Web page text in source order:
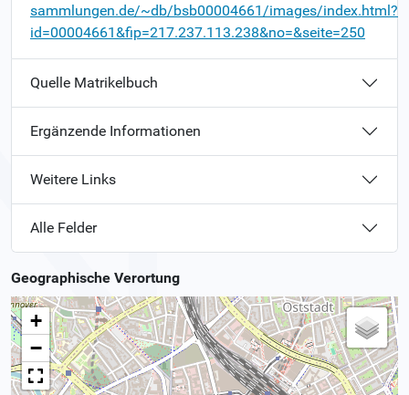
sammlungen.de/~db/bsb00004661/images/index.html?
id=00004661&fip=217.237.113.238&no=&seite=250
Quelle Matrikelbuch
Ergänzende Informationen
Weitere Links
Alle Felder
Geographische Verortung
+
−